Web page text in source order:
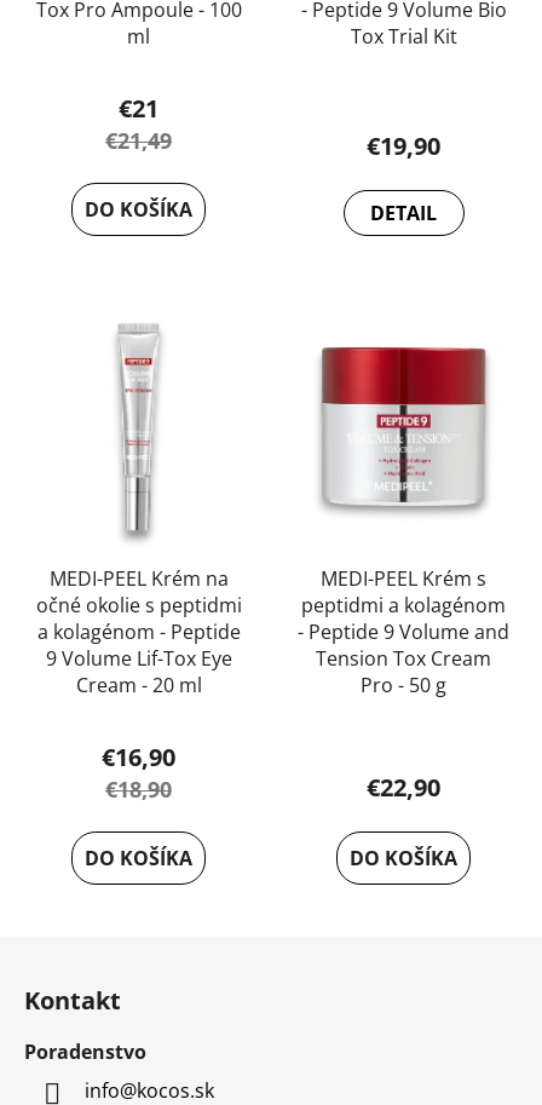
Tox Pro Ampoule - 100
ml
€21
€21,49
DO KOŠÍKA
- Peptide 9 Volume Bio
Tox Trial Kit
€19,90
DETAIL
MEDI-PEEL Krém na
očné okolie s peptidmi
a kolagénom - Peptide
9 Volume Lif-Tox Eye
Cream - 20 ml
€16,90
€18,90
DO KOŠÍKA
MEDI-PEEL Krém s
peptidmi a kolagénom
- Peptide 9 Volume and
Tension Tox Cream
Pro - 50 g
produktu
je
5,0
€22,90
DO KOŠÍKA
Kontakt
Poradenstvo
info@kocos.sk